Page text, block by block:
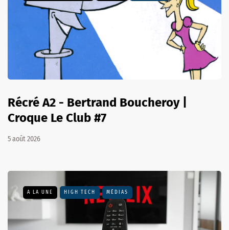
Récré A2 - Bertrand Boucheroy |
Croque Le Club #7
5 août 2026
A LA UNE HIGH TECH MÉDIAS